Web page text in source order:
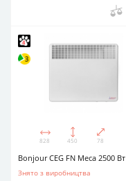
828 450 78
Bonjour CEG FN Meca 2500 Вт
Знято з виробництва